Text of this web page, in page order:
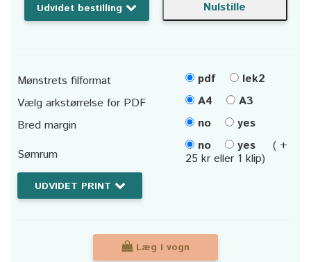
Udvidet bestilling
Mønstrets filformat pdf
lek2
Vælg arkstørrelse for PDF
A4
A3
Bred margin
no
yes
Sømrum
no yes
( +
25 kr eller 1 klip)
UDVIDET PRINT
Læg i vogn